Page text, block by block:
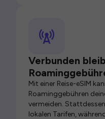
Verbunden
Mit einer Reise-eSIM
Roaminggebühren
vermeiden.
lokalen Tarifen,